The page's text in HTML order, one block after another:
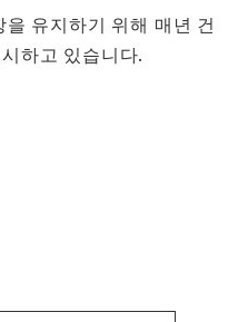
유지하기 위해 매년 건
하고 있습니다.